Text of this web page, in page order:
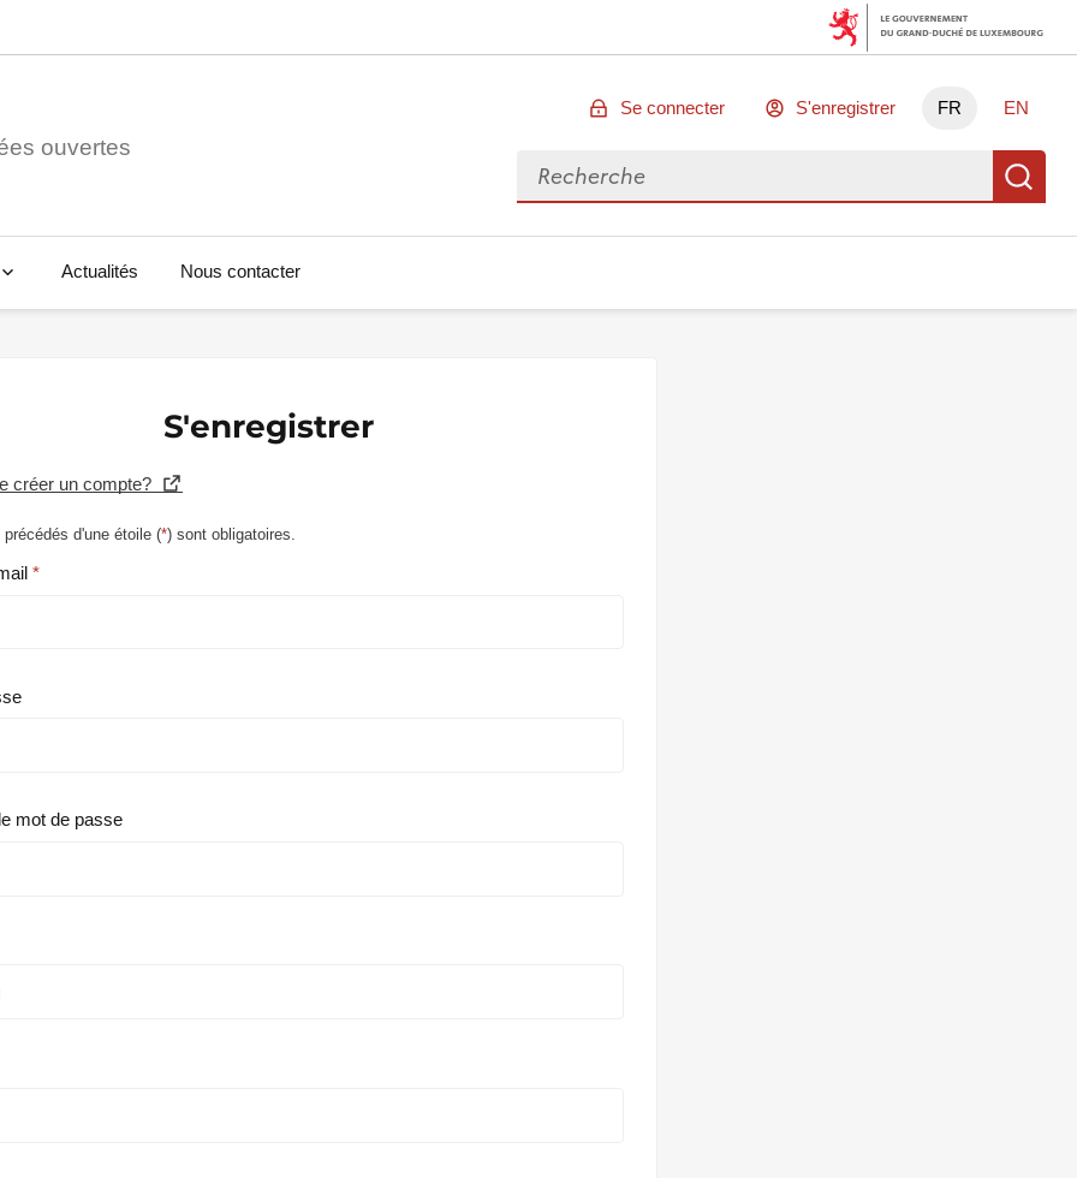
ouvertes
Se connecter S'enregistrer FR EN
Rechercher des données
Actualités Nous contacter
S'enregistrer
créer un compte?
d'une étoile (*) sont obligatoires.
mot de passe